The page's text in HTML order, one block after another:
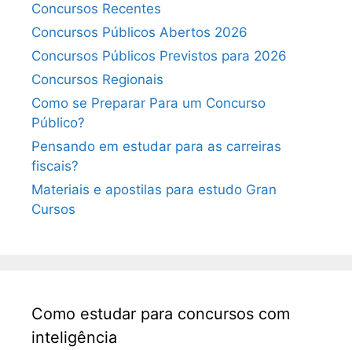
Concursos Recentes
Concursos Públicos Abertos 2026
Concursos Públicos Previstos para 2026
Concursos Regionais
Como se Preparar Para um Concurso
Público?
Pensando em estudar para as carreiras
fiscais?
Materiais e apostilas para estudo Gran
Cursos
Como estudar para concursos com
inteligência